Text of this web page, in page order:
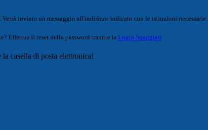
Verrà inviato un messaggio all'indirizzo indicato con le istruzioni necessarie.
Effettua il reset della password tramite la Login Spaggiari
casella di posta elettronica!